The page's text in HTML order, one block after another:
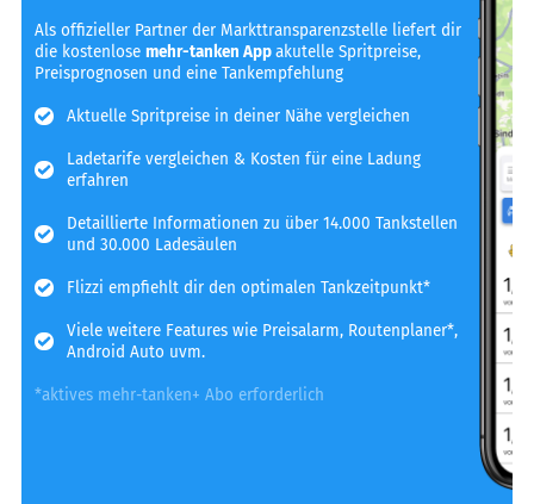
Als offizieller Partner der Markttransparenzstelle liefert dir
die kostenlosemehr-tanken Appakutelle Spritpreise,
Preisprognosen und eine Tankempfehlung
Aktuelle Spritpreise in deiner Nähe vergleichen
Ladetarife vergleichen & Kosten für eine Ladung
erfahren
Detaillierte Informationen zu über 14.000 Tankstellen
und 30.000 Ladesäulen
Flizzi empfiehlt dir den optimalen Tankzeitpunkt*
Viele weitere Features wie Preisalarm, Routenplaner*,
Android Auto uvm.
*aktives mehr-tanken+ Abo erforderlich